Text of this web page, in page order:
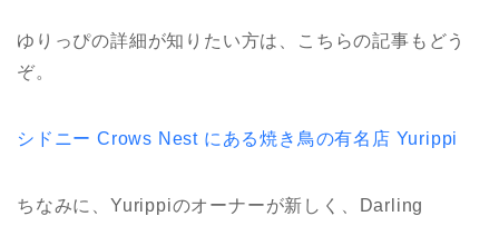
ゆりっぴの詳細が知りたい方は、こちらの記事もどう
ぞ。
シドニー Crows Nest にある焼き鳥の有名店 Yurippi
ちなみに、Yurippiのオーナーが新しく、Darling